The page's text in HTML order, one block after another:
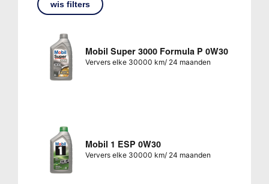
wis filters
Mobil Super 3000 Formula P 0W30
Ververs elke 30000 km/ 24 maanden
Mobil 1 ESP 0W30
Ververs elke 30000 km/ 24 maanden